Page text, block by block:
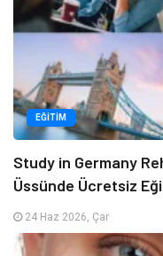
EĞITIM
Study in Germany
Üssünde Ücretsiz
24 Haz 2026, Çar